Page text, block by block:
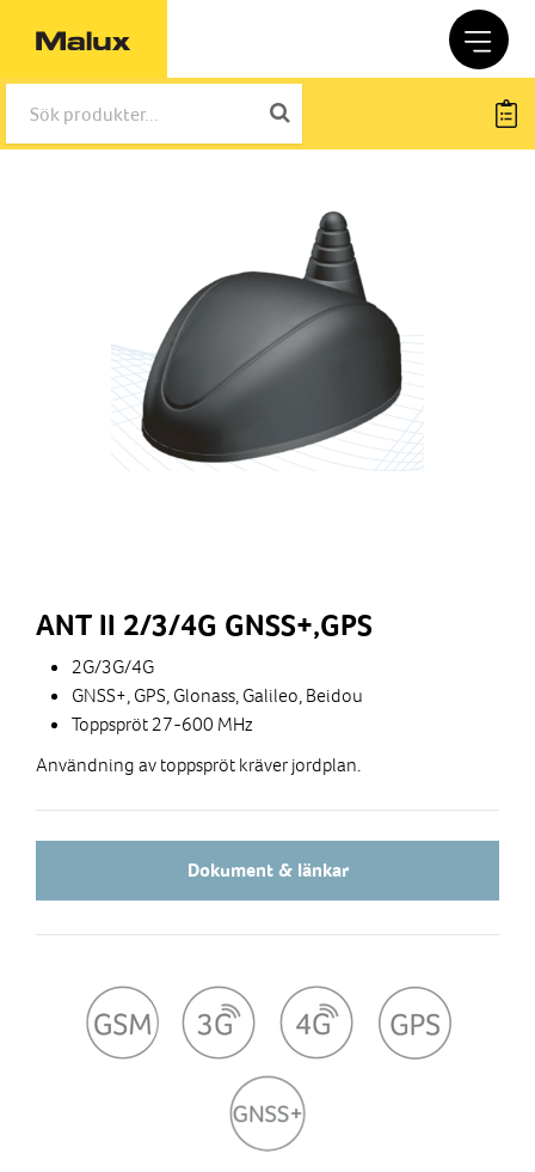
ANT II 2/3/4G GNSS+,GPS
2G/3G/4G
GNSS+, GPS, Glonass, Galileo, Beidou
Toppspröt 27-600 MHz
Användning av toppspröt kräver jordplan.
Dokument & länkar